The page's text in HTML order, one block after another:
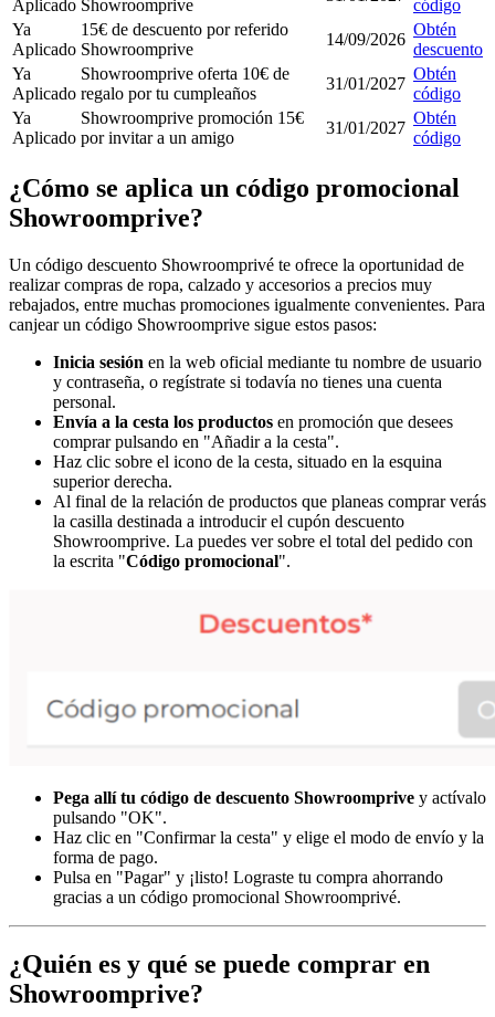
Aplicado Showroomprive
código
Ya
Aplicado
15€ de descuento por referido
Showroomprive
14/09/2026
Obtén
descuento
Ya
Aplicado
Showroomprive oferta 10€ de
regalo por tu cumpleaños
31/01/2027
Obtén
código
Ya
Aplicado
Showroomprive promoción 15€
por invitar a un amigo
31/01/2027
Obtén
código
¿Cómo se aplica un código promocional
Showroomprive?
Un código descuento Showroomprivé te ofrece la oportunidad de
realizar compras de ropa, calzado y accesorios a precios muy
rebajados, entre muchas promociones igualmente convenientes. Para
canjear un código Showroomprive sigue estos pasos:
Inicia sesión en la web oficial mediante tu nombre de usuario
y contraseña, o regístrate si todavía no tienes una cuenta
personal.
Envía a la cesta los productos en promoción que desees
comprar pulsando en "Añadir a la cesta".
Haz clic sobre el icono de la cesta, situado en la esquina
superior derecha.
Al final de la relación de productos que planeas comprar verás
la casilla destinada a introducir el cupón descuento
Showroomprive. La puedes ver sobre el total del pedido con
la escrita "Código promocional".
Pega allí tu código de descuento Showroomprive y actívalo
pulsando "OK".
Haz clic en "Confirmar la cesta" y elige el modo de envío y la
forma de pago.
Pulsa en "Pagar" y ¡listo! Lograste tu compra ahorrando
gracias a un código promocional Showroomprivé.
¿Quién es y qué se puede comprar en
Showroomprive?